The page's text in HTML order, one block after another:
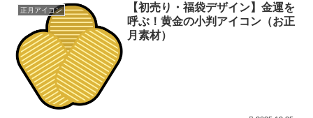
正月アイコン
【初売り・福袋デザイン】金運を
呼ぶ！黄金の小判アイコン（お正
月素材）